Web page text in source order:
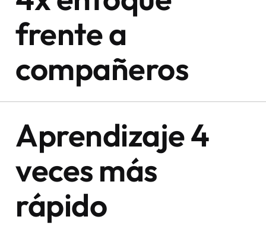
frente a
compañeros
Aprendizaje 4
veces más
rápido